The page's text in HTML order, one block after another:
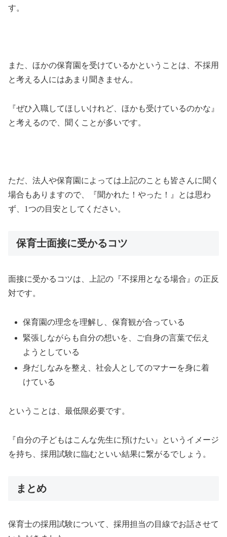
す。
また、ほかの保育園を受けているかということは、不採用
と考える人にはあまり聞きません。
『ぜひ入職してほしいけれど、ほかも受けているのかな』
と考えるので、聞くことが多いです。
ただ、法人や保育園によっては上記のことも皆さんに聞く
場合もありますので、『聞かれた！やった！』とは思わ
ず、 1つの目安としてください。
保育士面接に受かるコツ
面接に受かるコツは、上記の『不採用となる場合』の正反
対です。
保育園の理念を理解し、保育観が合っている
緊張しながらも自分の想いを、ご自身の言葉で伝え
ようとしている
身だしなみを整え、社会人としてのマナーを身に着
けている
ということは、最低限必要です。
『自分の子どもはこんな先生に預けたい』というイメージ
を持ち、採用試験に臨むといい結果に繋がるでしょう。
まとめ
保育士の採用試験について、採用担当の目線でお話させて